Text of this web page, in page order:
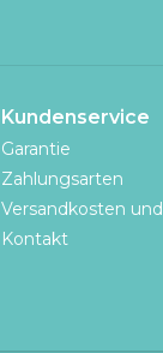
Kundenservice
Garantie
Zahlungsarten
Versandkosten
Kontakt